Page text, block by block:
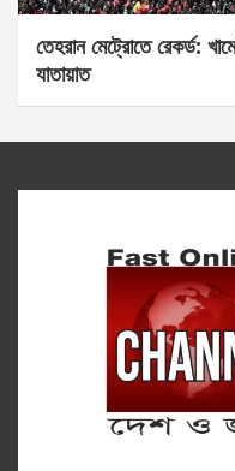
তেহরান মেট্রোতে রেকর্ড:
যাতায়াত